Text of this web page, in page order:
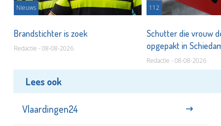
Nieuws
Brandstichter is zoek
Redactie - 08-08-2026
112
Schutter die vrouw
opgepakt in
Redactie - 08-08-2026
Lees ook
Vlaardingen24